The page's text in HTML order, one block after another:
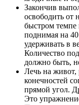
Закончив
освободить
быстром темпе
поднимая на
удерживать в
Количество
должно быть,
Лечь на живот,
конечностей
прямой угол.
Это